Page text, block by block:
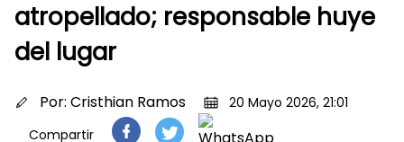
atropellado; responsable huye
del lugar
Por: Cristhian Ramos
20 Mayo 2026, 21:01
Compartir